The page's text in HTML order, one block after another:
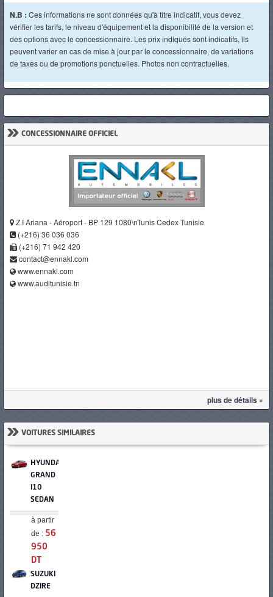
N.B : Ces informations ne sont données qu'à titre indicatif, vous devez
vérifier les tarifs, le niveau d'équipement et la disponibilité de la version et
des options avec le concessionnaire. Les prix indiqués sont indicatifs, ils
peuvent varier en cas de mise à jour par le concessionnaire, de variations
de taxes ou de promotions ponctuelles. Photos non contractuelles.
» CONCESSIONNAIRE OFFICIEL
Z.I Ariana - Aéroport - BP 129 1080\nTunis Cedex Tunisie
(+216) 36 036 036
(+216) 71 942 420
contact@ennakl.com
www.ennakl.com
www.auditunisie.tn
plus de détails »
» VOITURES SIMILAIRES
HYUNDAI
GRAND
I10
SEDAN
à partir
de : 56
950
DT
SUZUKI
DZIRE